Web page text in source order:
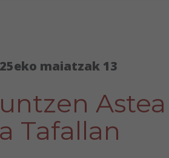
maiatzak 13
Tafallan